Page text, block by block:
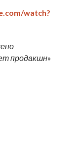
watch?
продакшн»